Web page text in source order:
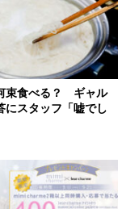
束食べる？ ギャル
にスタッフ「嘘でし